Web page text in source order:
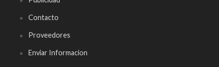
Contacto
Proveedores
Enviar Informacion